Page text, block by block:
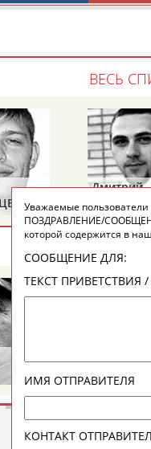
АБЗАЛИМОВ
Андрей
АБРАМОВ
Екатерина
АБРАМОВА
Иракли
АБРАМЯН
Осеп
ВЕСЬ
Дмитрий
ШЕПЕЛЬ
Уважаемые
ПОЗДРАВЛЕНИЕ/
которой содержится в
СООБЩЕНИЕ ДЛЯ:
ТЕКСТ
ИМЯ ОТПРАВИТЕЛЯ
КОНТАКТ